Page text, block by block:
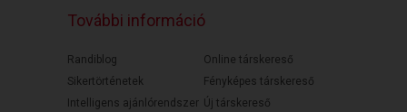
További információ
Randiblog
Sikertörténetek
Intelligens ajánlórendszer
Online társkereső
Fényképes társkereső
Új társkereső